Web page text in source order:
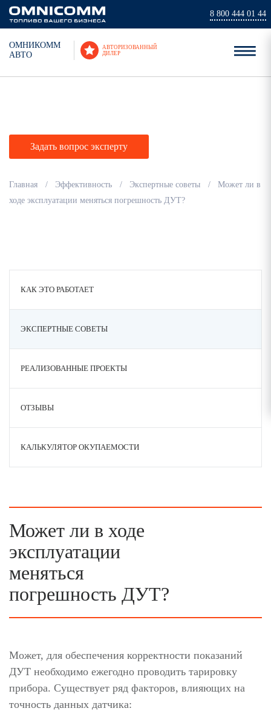
8 800 444 01 44
ОМНИКОММ
АВТО
АВТОРИЗОВАННЫЙ
ДИЛЕР
Задать вопрос эксперту
Главная Эффективность Экспертные советы
Может ли в
ходе эксплуатации меняться погрешность ДУТ?
КАК ЭТО РАБОТАЕТ
ЭКСПЕРТНЫЕ СОВЕТЫ
РЕАЛИЗОВАННЫЕ ПРОЕКТЫ
ОТЗЫВЫ
КАЛЬКУЛЯТОР ОКУПАЕМОСТИ
Может ли в ходе
эксплуатации
меняться
погрешность ДУТ?
Может, для обеспечения корректности показаний
ДУТ необходимо ежегодно проводить тарировку
прибора. Существует ряд факторов, влияющих на
точность данных датчика: